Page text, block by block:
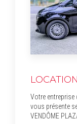
Votre
vous présente
VENDÔME